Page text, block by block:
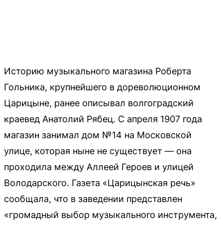
Историю музыкального магазина Роберта
Гольника, крупнейшего в дореволюционном
Царицыне, ранее описывал волгоградский
краевед Анатолий Рябец. С апреля 1907 года
магазин занимал дом №14 на Московской
улице, которая ныне не существует — она
проходила между Аллеей Героев и улицей
Володарского. Газета «Царицынская речь»
сообщала, что в заведении представлен
«громадный выбор музыкального инструмента,